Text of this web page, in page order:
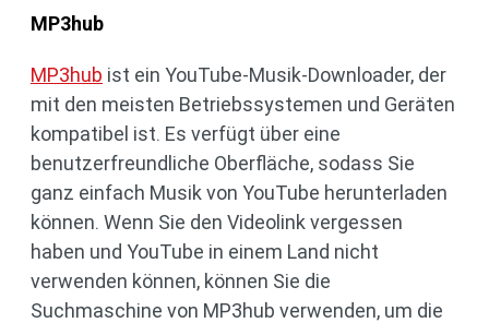
MP3hub
MP3hub ist ein YouTube-Musik-Downloader, der
mit den meisten Betriebssystemen und Geräten
kompatibel ist. Es verfügt über eine
benutzerfreundliche Oberfläche, sodass Sie
ganz einfach Musik von YouTube herunterladen
können. Wenn Sie den Videolink vergessen
haben und YouTube in einem Land nicht
verwenden können, können Sie die
Suchmaschine von MP3hub verwenden, um die